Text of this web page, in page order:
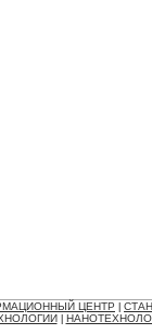
ЦЕНТР